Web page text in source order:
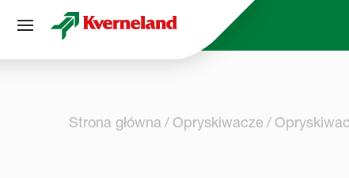
Strona główna Opryskiwacze
Panel zarządzania plikami cookies